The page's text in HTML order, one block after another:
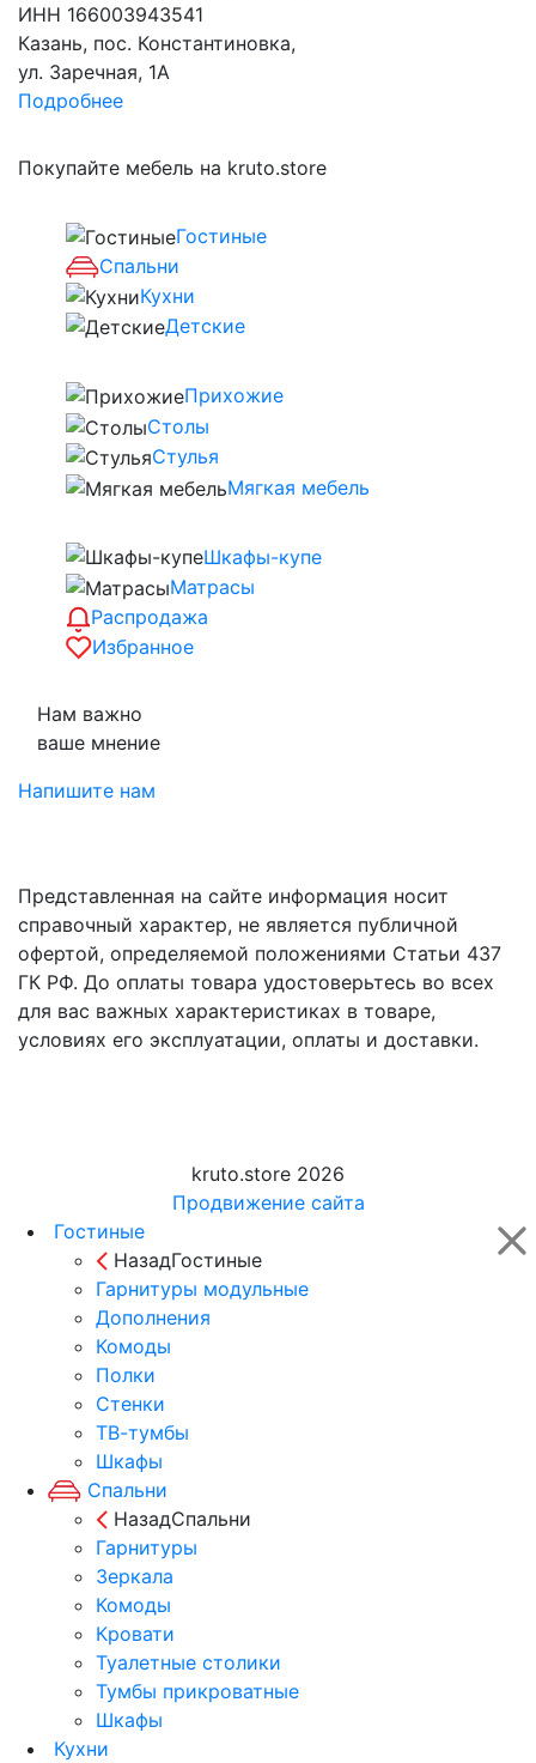
ИНН 166003943541
Казань, пос. Константиновка,
ул. Заречная, 1А
Подробнее
Покупайте мебель на kruto.store
Гостиные
Спальни
Кухни
Детские
Прихожие
Столы
Стулья
Мягкая мебель
Шкафы-купе
Матрасы
Распродажа
Избранное
Нам важно
ваше мнение
Напишите нам
Представленная на сайте информация носит
справочный характер, не является публичной
офертой, определяемой положениями Статьи 437
ГК РФ. До оплаты товара удостоверьтесь во всех
для вас важных характеристиках в товаре,
условиях его эксплуатации, оплаты и доставки.
kruto.store 2026
Продвижение сайта
Гостиные
НазадГостиные
Гарнитуры модульные
Дополнения
Комоды
Полки
Стенки
ТВ-тумбы
Шкафы
Спальни
НазадСпальни
Гарнитуры
Зеркала
Комоды
Кровати
Туалетные столики
Тумбы прикроватные
Шкафы
Кухни